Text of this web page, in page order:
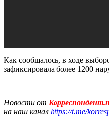
Как сообщалось, в ходе
зафиксировала более 1200
Новости от
на наш канал https://t.me/